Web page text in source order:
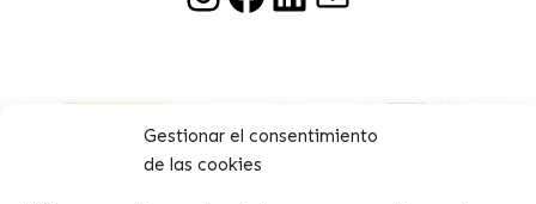
Gestionar el consentimiento
de las cookies
PROGRAMA KIT DIGITAL COFINANCIADO POR LOS